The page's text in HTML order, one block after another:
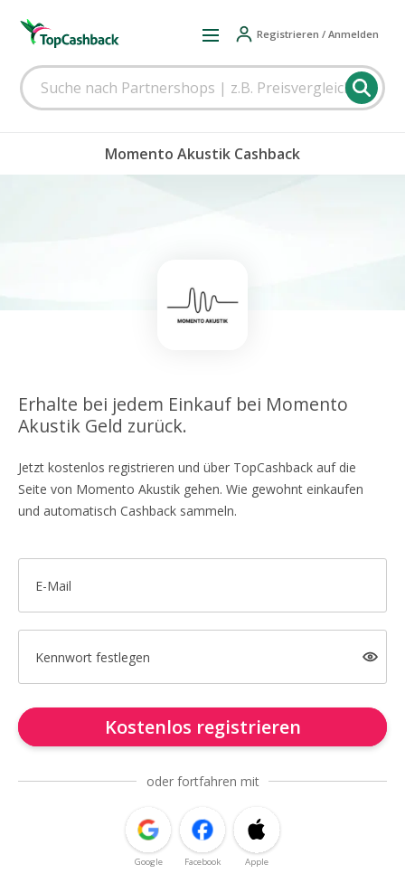
Registrieren / Anmelden
Momento Akustik Cashback
Erhalte bei jedem Einkauf bei Momento
Akustik Geld zurück.
Jetzt kostenlos registrieren und über TopCashback auf die
Seite von Momento Akustik gehen. Wie gewohnt einkaufen
und automatisch Cashback sammeln.
E-Mail
Kennwort festlegen
Kostenlos registrieren
oder fortfahren mit
Google Facebook Apple